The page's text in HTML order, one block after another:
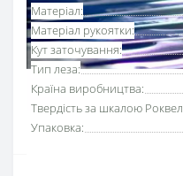
Матеріал:
Матеріал рукоятки:
Кут заточування:
Тип леза:
Країна виробництва:
Твердість за шкалою
Упаковка: